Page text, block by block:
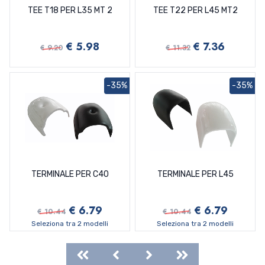
TEE T18 PER L35 MT 2
€ 9.20 € 5.98
TEE T22 PER L45 MT2
€ 11.32 € 7.36
TERMINALE PER C40
€ 10.44 € 6.79
-35%
Seleziona tra 2 modelli
TERMINALE PER L45
€ 10.44 € 6.79
-35%
Seleziona tra 2 modelli